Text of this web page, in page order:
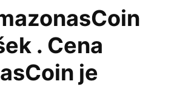
. Cena
je